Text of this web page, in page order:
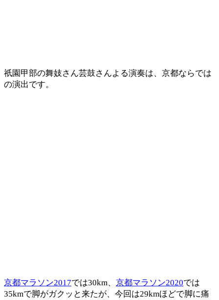
祇園甲部の舞妓さん芸鼓さんよる演奏は、京都ならでは
の演出です。
京都マラソン2017では30km、 京都マラソン2020では
35kmで脚がガクッと来たが、今回は29kmほどで脚に痛